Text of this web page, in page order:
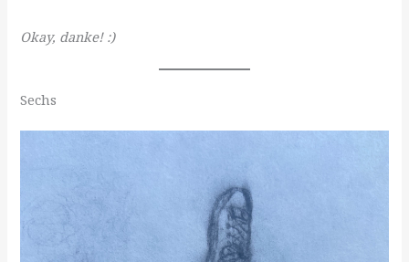
Okay, danke! :)
Sechs